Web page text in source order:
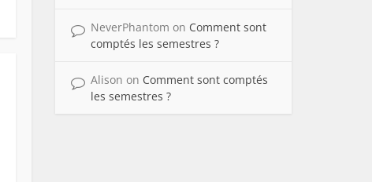
NeverPhantom on Comment sont
comptés les semestres ?
Alison on Comment sont comptés
les semestres ?